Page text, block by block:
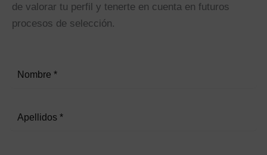
de valorar tu perfil y tenerte en cuenta en futuros
procesos de selección.